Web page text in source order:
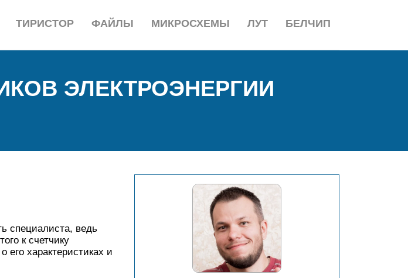
БЕЛЧИП
ЛУТ
МИКРОСХЕМЫ
ФАЙЛЫ
ТИРИСТОР
ЭЛЕКТРОЭНЕРГИИ
специалиста, ведь
к счетчику
характеристиках и